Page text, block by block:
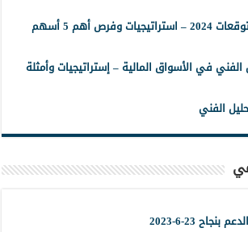
وفرص أهم 5 أسهم
في الأسواق المالية – إستراتيجيات وأمثلة
23-6-2023